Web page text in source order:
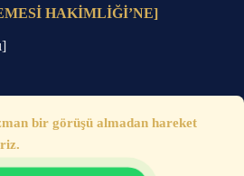
HAKİMLİĞİ’NE]
bir görüşü almadan hareket